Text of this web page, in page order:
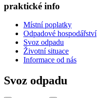
praktické info
Místní poplatky
Odpadové hospodářství
Svoz odpadu
Životní situace
Informace od nás
Svoz odpadu